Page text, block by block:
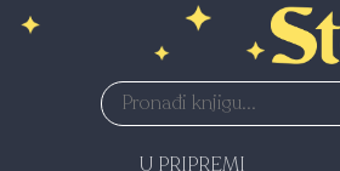
U PRIPREMI